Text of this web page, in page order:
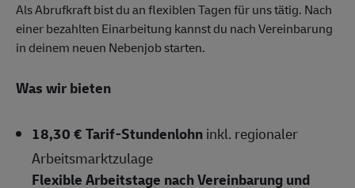
Als Abrufkraft bist du an flexiblen Tagen für uns tätig. Nach
einer bezahlten Einarbeitung kannst du nach Vereinbarung
in deinem neuen Nebenjob starten.
Was wir bieten
18,30 € Tarif-Stundenlohninkl. regionaler
Arbeitsmarktzulage
Flexible Arbeitstage nach Vereinbarung und